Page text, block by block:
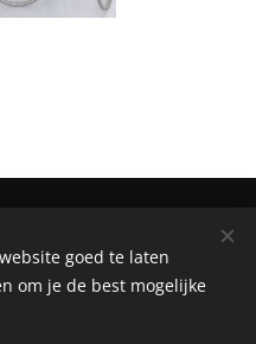
Cookies
goed te laten
om je de best mogelijke